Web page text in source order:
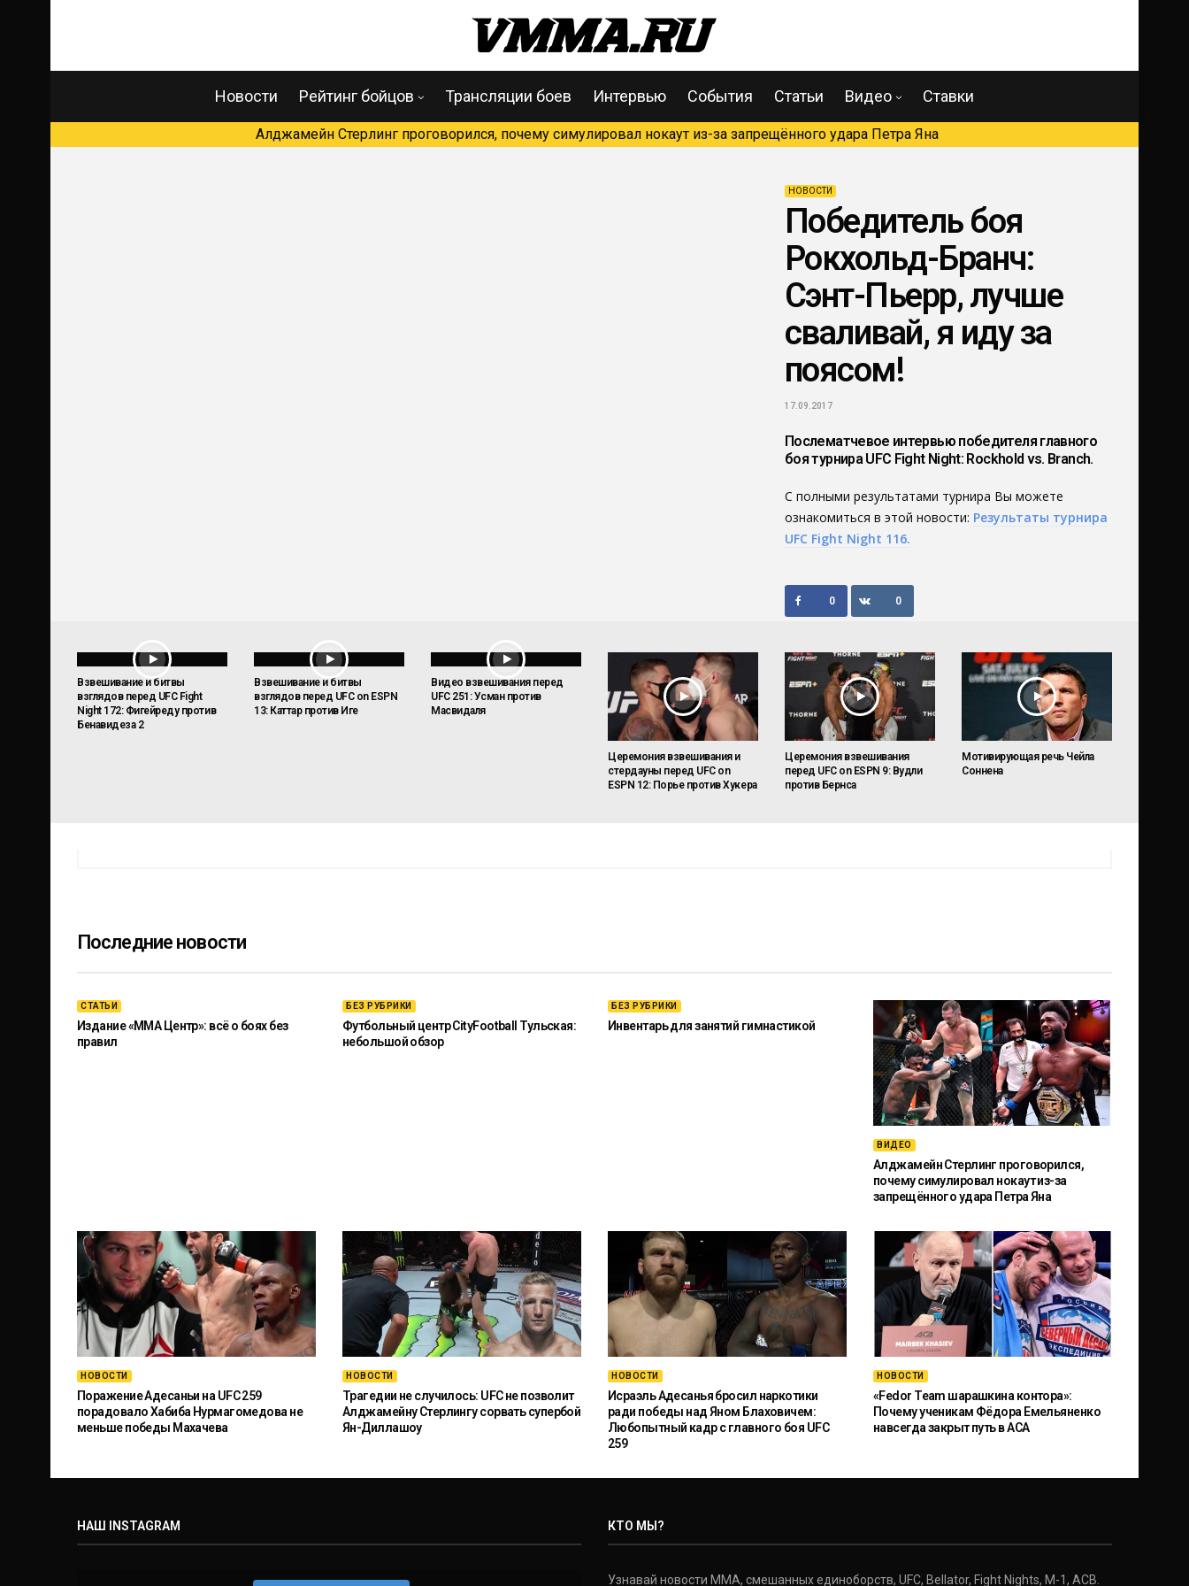
Новости Рейтинг бойцов Трансляции боев Интервью События Статьи Видео Ставки
Алджамейн Стерлинг проговорился, почему симулировал нокаут из-за запрещённого удара Петра Яна
НОВОСТИ
Победитель боя
Рокхольд-Бранч:
Сэнт-Пьерр, лучше
сваливай, я иду за
поясом!
17.09.2017
Послематчевое интервью победителя главного
боя турнира UFC Fight Night: Rockhold vs. Branch.
С полными результатами турнира Вы можете
ознакомиться в этой новости: Результаты турнира
UFC Fight Night 116.
0 0
Взвешивание и битвы
взглядов перед UFC Fight
Night 172: Фигейреду против
Бенавидеза 2
Взвешивание и битвы
взглядов перед UFC on ESPN
13: Каттар против Иге
Видео взвешивания перед
UFC 251: Усман против
Масвидаля
Церемония взвешивания и
стердауны перед UFC on
ESPN 12: Порье против Хукера
Церемония взвешивания
перед UFC on ESPN 9: Вудли
против Бернса
Мотивирующая речь Чейла
Соннена
Последние новости
СТАТЬИ
Издание «ММА Центр»: всё о боях без
правил
БЕЗ РУБРИКИ
Футбольный центр CityFootball Тульская:
небольшой обзор
БЕЗ РУБРИКИ
Инвентарь для занятий гимнастикой
ВИДЕО
Алджамейн Стерлинг проговорился,
почему симулировал нокаут из-за
запрещённого удара Петра Яна
НОВОСТИ
Поражение Адесаньи на UFC 259
порадовало Хабиба Нурмагомедова не
меньше победы Махачева
НОВОСТИ
Трагедии не случилось: UFC не позволит
Алджамейну Стерлингу сорвать супербой
Ян-Диллашоу
НОВОСТИ
Исраэль Адесанья бросил наркотики
ради победы над Яном Блаховичем:
Любопытный кадр с главного боя UFC
259
НОВОСТИ
«Fedor Team шарашкина контора»:
Почему ученикам Фёдора Емельяненко
навсегда закрыт путь в ACA
НАШ INSTAGRAM КТО МЫ?
Узнавай новости ММА, смешанных единоборств, UFC, Bellator, Fight Nights, M-1, ACB.